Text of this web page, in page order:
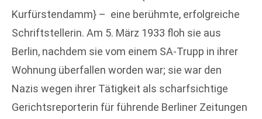
Kurfürstendamm} – eine berühmte, erfolgreiche
Schriftstellerin. Am 5. März 1933 floh sie aus
Berlin, nachdem sie vom einem SA-Trupp in ihrer
Wohnung überfallen worden war; sie war den
Nazis wegen ihrer Tätigkeit als scharfsichtige
Gerichtsreporterin für führende Berliner Zeitungen